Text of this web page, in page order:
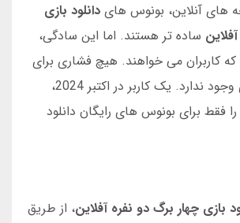
های آنلاین، بونوس های دانلود بازی
ساده تر هستند. اما این سادگی،
کاربران می خواهند. هیچ فشاری برای
خرید سکه مجازی وجود ندارد. یک کاربر در اکتبر 2024،
فقط برای بونوس های رایگان دانلود
بازی چهار برگ دو نفره آفلاین، از طریق